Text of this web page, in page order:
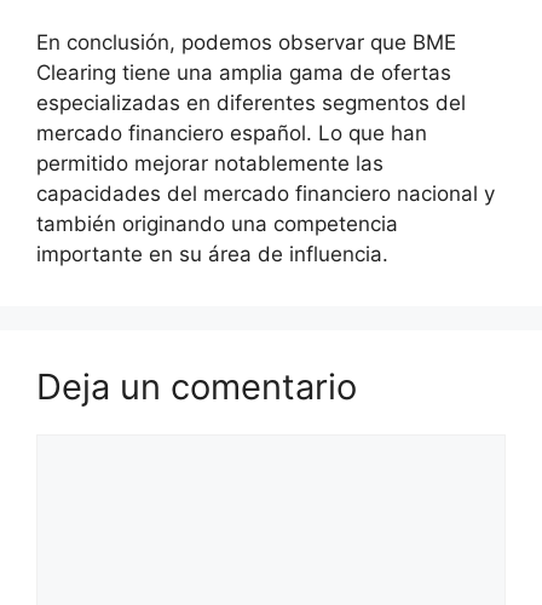
En conclusión, podemos observar que BME
Clearing tiene una amplia gama de ofertas
especializadas en diferentes segmentos del
mercado financiero español. Lo que han
permitido mejorar notablemente las
capacidades del mercado financiero nacional y
también originando una competencia
importante en su área de influencia.
Deja un comentario